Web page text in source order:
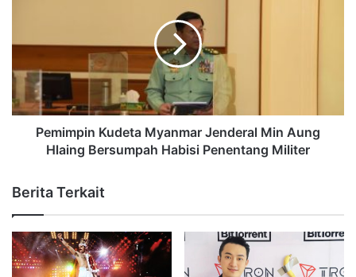
Pemimpin Kudeta Myanmar Jenderal Min Aung
Hlaing Bersumpah Habisi Penentang Militer
Berita Terkait